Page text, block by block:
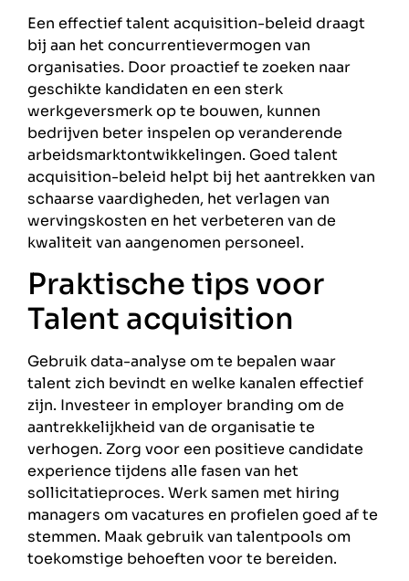
Een effectief talent acquisition-beleid draagt
bij aan het concurrentievermogen van
organisaties. Door proactief te zoeken naar
geschikte kandidaten en een sterk
werkgeversmerk op te bouwen, kunnen
bedrijven beter inspelen op veranderende
arbeidsmarktontwikkelingen. Goed talent
acquisition-beleid helpt bij het aantrekken van
schaarse vaardigheden, het verlagen van
wervingskosten en het verbeteren van de
kwaliteit van aangenomen personeel.
Praktische tips voor
Talent acquisition
Gebruik data-analyse om te bepalen waar
talent zich bevindt en welke kanalen effectief
zijn. Investeer in employer branding om de
aantrekkelijkheid van de organisatie te
verhogen. Zorg voor een positieve candidate
experience tijdens alle fasen van het
sollicitatieproces. Werk samen met hiring
managers om vacatures en profielen goed af te
stemmen. Maak gebruik van talentpools om
toekomstige behoeften voor te bereiden.